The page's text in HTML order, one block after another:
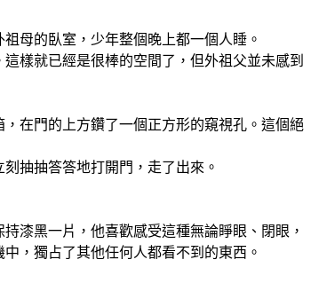
母的臥室，少年整個晚上都一個人睡。
樣就已經是很棒的空間了，但外祖父並未感到
在門的上方鑽了一個正方形的窺視孔。這個絕
抽抽答答地打開門，走了出來。
漆黑一片，他喜歡感受這種無論睜眼、閉眼，
，獨占了其他任何人都看不到的東西。